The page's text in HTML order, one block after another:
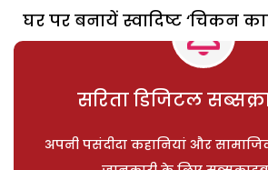
घर पर बनायें स्वादिष्ट ‘चिकन
सरिता डिजिटल
अपनी पसंदीदा कहानियां और